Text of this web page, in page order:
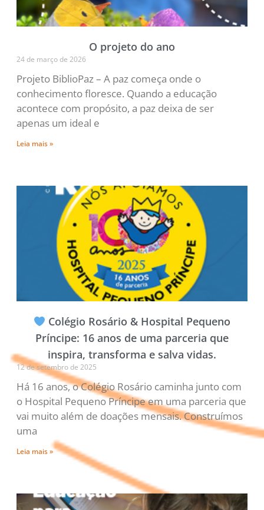
O projeto do ano
24 de março de 2026
Projeto BiblioPaz – A paz começa onde o
conhecimento floresce. Quando a educação
acontece com propósito, a paz deixa de ser
apenas um ideal e
Leia mais »
Colégio Rosário & Hospital Pequeno
Príncipe: 16 anos de uma parceria que
inspira, transforma e salva vidas.
12 de setembro de 2025
Há 16 anos, o Colégio Rosário caminha junto com
o Hospital Pequeno Príncipe em uma parceria que
vai muito além de doações mensais. Construímos
uma
Leia mais »